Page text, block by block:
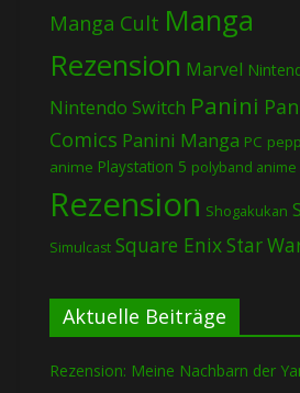
Manga Cult Manga
Rezension Marvel
Nintendo Switch Panini
Comics Panini Manga PC
anime Playstation 5 polyband anime
Rezension Shogakukan
Simulcast Square EnixStar
Aktuelle Beiträge
Rezension: Meine Nachbarn der